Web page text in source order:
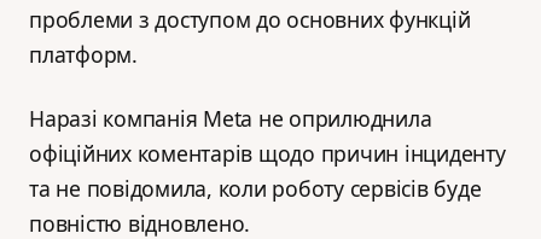
проблеми з доступом до основних функцій
платформ.
Наразі компанія Meta не оприлюднила
офіційних коментарів щодо причин інциденту
та не повідомила, коли роботу сервісів буде
повністю відновлено.